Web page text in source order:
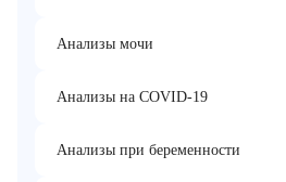
Анализы мочи
Анализы на COVID-19
Анализы при беременности